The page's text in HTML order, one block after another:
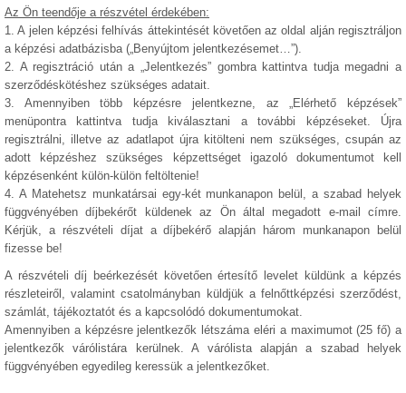
Az Ön teendője a részvétel érdekében:
1. A jelen képzési felhívás áttekintését követően az oldal alján regisztráljon
a képzési adatbázisba („Benyújtom jelentkezésemet…”).
2. A regisztráció után a „Jelentkezés” gombra kattintva tudja megadni a
szerződéskötéshez szükséges adatait.
3. Amennyiben több képzésre jelentkezne, az „Elérhető képzések”
menüpontra kattintva tudja kiválasztani a további képzéseket. Újra
regisztrálni, illetve az adatlapot újra kitölteni nem szükséges, csupán az
adott képzéshez szükséges képzettséget igazoló dokumentumot kell
képzésenként külön-külön feltöltenie!
4. A Matehetsz munkatársai egy-két munkanapon belül, a szabad helyek
függvényében díjbekérőt küldenek az Ön által megadott e-mail címre.
Kérjük, a részvételi díjat a díjbekérő alapján három munkanapon belül
fizesse be!
A részvételi díj beérkezését követően értesítő levelet küldünk a képzés
részleteiről, valamint csatolmányban küldjük a felnőttképzési szerződést,
számlát, tájékoztatót és a kapcsolódó dokumentumokat.
Amennyiben a képzésre jelentkezők létszáma eléri a maximumot (25 fő) a
jelentkezők várólistára kerülnek. A várólista alapján a szabad helyek
függvényében egyedileg keressük a jelentkezőket.